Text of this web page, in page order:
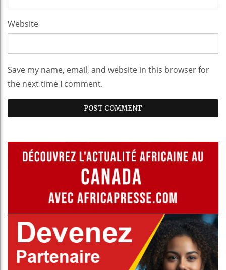
Website
Save my name, email, and website in this browser for
the next time I comment.